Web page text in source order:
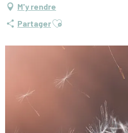
M'y rendre
PartagerAjouter aux favoris